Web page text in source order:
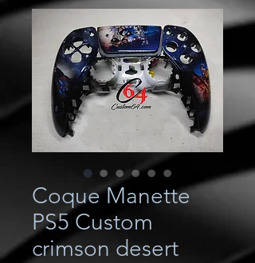
Coque Manette
PS5 Custom
crimson desert